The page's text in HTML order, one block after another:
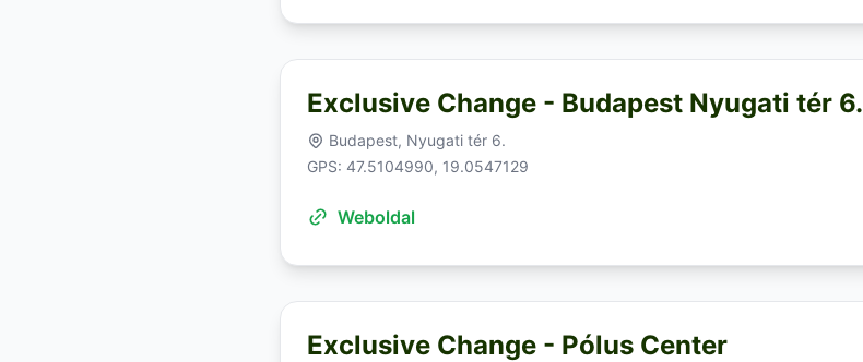
Exclusive Change - Budapest Nyugati tér 6.
Budapest, Nyugati tér 6.
GPS: 47.5104990, 19.0547129
Weboldal
Exclusive Change - Pólus Center